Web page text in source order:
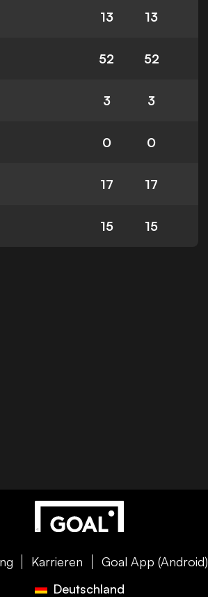
13 13
52 52
3 3
0 0
17 17
15 15
Karrieren Goal App (Android)
Deutschland